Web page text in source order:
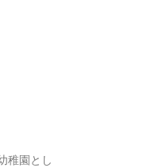
稚園とし